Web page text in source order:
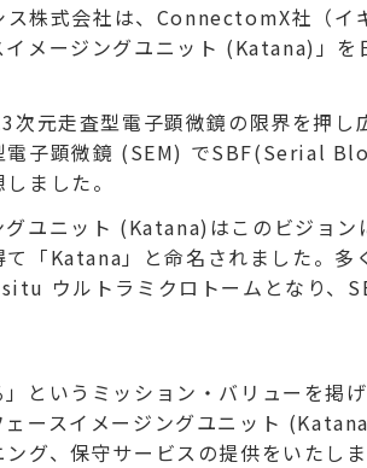
株式会社は、ConnectomX社（イ
メージングユニット (Katana)」を
元走査型電子顕微鏡の限界を押し
電子顕微鏡 (SEM) でSBF(Serial
ました。
ユニット (Katana)はこのビジョン
「Katana」と命名されました。多
ウルトラミクロトームとなり、
というミッション・バリューを
ースイメージングユニット
グ、保守サービスの提供をいたしま